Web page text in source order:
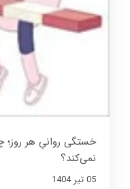
خستگی روانیِ هر
نمی‌کند؟
05 تير 1404